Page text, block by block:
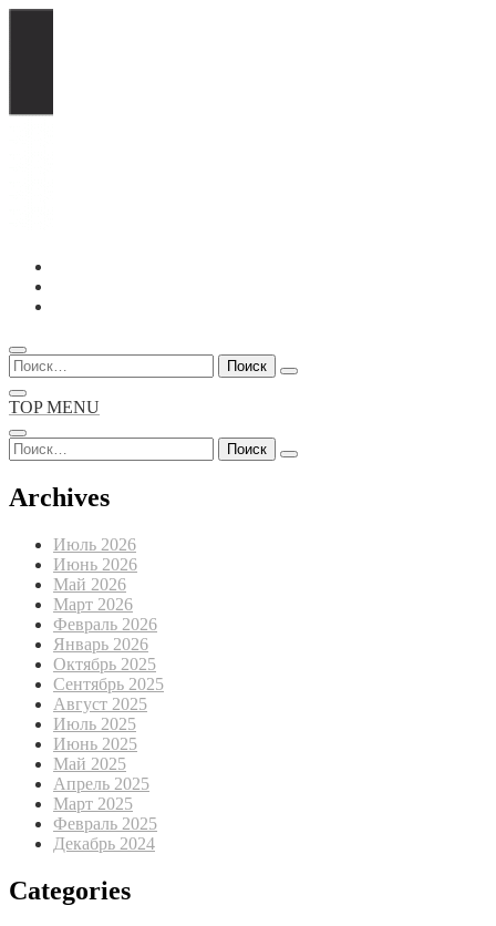
Перейти
содержимому
Найти:
TOP MENU
Найти:
Archives
Июль 2026
Июнь 2026
Май 2026
Март 2026
Февраль 2026
Январь 2026
Октябрь 2025
Сентябрь 2025
Август 2025
Июль 2025
Июнь 2025
Май 2025
Апрель 2025
Март 2025
Февраль 2025
Декабрь 2024
Categories